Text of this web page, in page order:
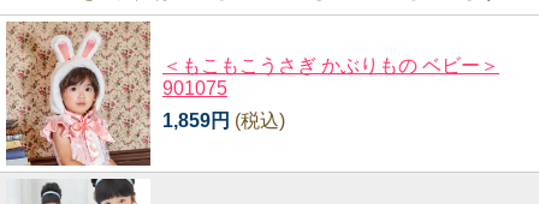
＜もこもこうさぎ かぶりもの ベビー＞
901075
1,859円 (税込)